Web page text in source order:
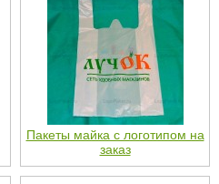
Пакеты майка с логотипом на
заказ